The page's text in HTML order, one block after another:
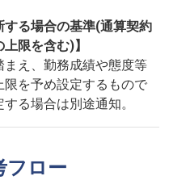
する場合の基準(通算契約
限を含む)】
え、勤務成績や態度等
を予め設定するもので
る場合は別途通知。
フロー